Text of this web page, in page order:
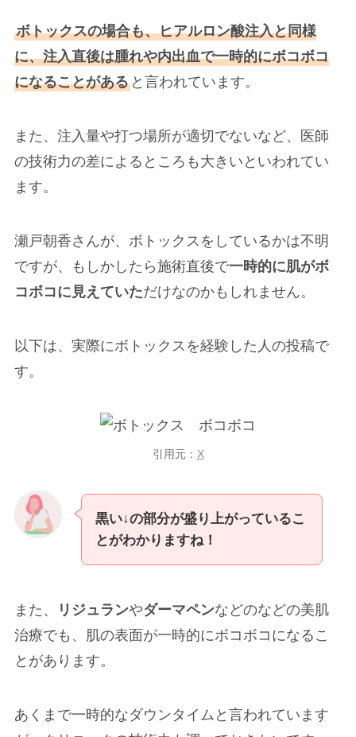
ボトックスの場合も、ヒアルロン酸注入と同様
に、注入直後は腫れや内出血で一時的にボコボコ
になることがあると言われています。
また、注入量や打つ場所が適切でないなど、医師
の技術力の差によるところも大きいといわれてい
ます。
瀬戸朝香さんが、ボトックスをしているかは不明
ですが、もしかしたら施術直後で一時的に肌がボ
コボコに見えていただけなのかもしれません。
以下は、実際にボトックスを経験した人の投稿で
す。
引用元： X
黒い↓の部分が盛り上がっているこ
とがわかりますね！
また、 リジュランやダーマペンなどのなどの美肌
治療でも、肌の表面が一時的にボコボコになるこ
とがあります。
あくまで一時的なダウンタイムと言われています